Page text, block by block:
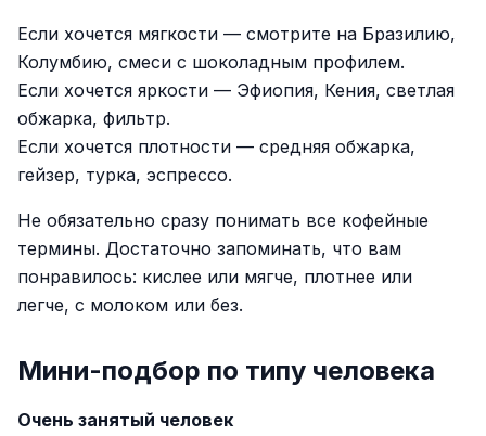
Если хочется мягкости — смотрите на Бразилию,
Колумбию, смеси с шоколадным профилем.
Если хочется яркости — Эфиопия, Кения, светлая
обжарка, фильтр.
Если хочется плотности — средняя обжарка,
гейзер, турка, эспрессо.
Не обязательно сразу понимать все кофейные
термины. Достаточно запоминать, что вам
понравилось: кислее или мягче, плотнее или
легче, с молоком или без.
Мини-подбор по типу человека
Очень занятый человек